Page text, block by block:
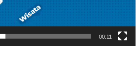
00:11